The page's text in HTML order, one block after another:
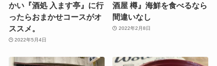
かい『酒処 入ます亭』に行
ったらおまかせコースがオ
ススメ。
2022年5月4日
酒屋 樽』海鮮を食べるなら
間違いなし
2022年2月8日